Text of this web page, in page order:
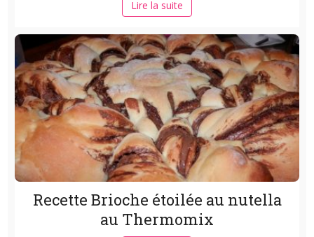
Lire la suite
Recette Brioche étoilée au nutella
au Thermomix